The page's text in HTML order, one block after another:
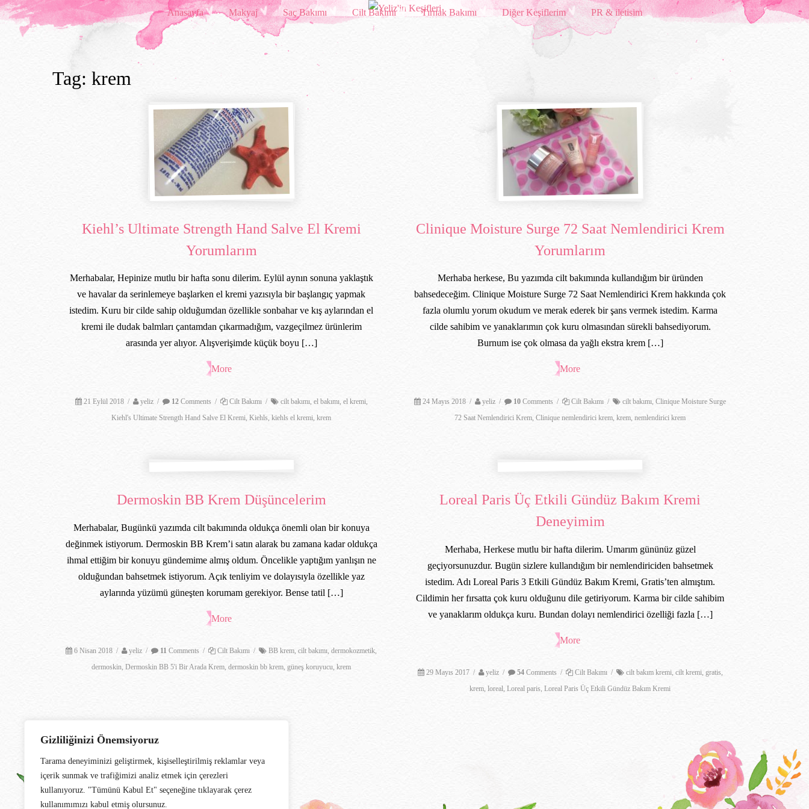
Gizliliğinizi Önemsiyoruz
Tarama deneyiminizi geliştirmek, kişiselleştirilmiş reklamlar veya
içerik sunmak ve trafiğimizi analiz etmek için çerezleri
kullanıyoruz. "Tümünü Kabul Et" seçeneğine tıklayarak çerez
kullanımımızı kabul etmiş olursunuz.
Anasayfa Makyaj Saç Bakımı Cilt Bakımı Tırnak Bakımı Diğer Keşiflerim PR & iletisim
Tag: krem
Kiehl’s Ultimate Strength Hand Salve El Kremi
Yorumlarım
Merhabalar, Hepinize mutlu bir hafta sonu dilerim. Eylül aynın sonuna yaklaştık
ve havalar da serinlemeye başlarken el kremi yazısıyla bir başlangıç yapmak
istedim. Kuru bir cilde sahip olduğumdan özellikle sonbahar ve kış aylarından el
kremi ile dudak balmları çantamdan çıkarmadığım, vazgeçilmez ürünlerim
arasında yer alıyor. Alışverişimde küçük boyu […]
More
21 Eylül 2018 / yeliz / 12Comments / Cilt Bakımı / cilt bakımı el bakımı el kremi
Kiehl's Ultimate Strength Hand Salve El Kremi ,Kiehls ,kiehls el kremi ,krem
Clinique Moisture Surge 72 Saat Nemlendirici Krem
Yorumlarım
Merhaba herkese, Bu yazımda cilt bakımında kullandığım bir üründen
bahsedeceğim. Clinique Moisture Surge 72 Saat Nemlendirici Krem hakkında çok
fazla olumlu yorum okudum ve merak ederek bir şans vermek istedim. Karma
cilde sahibim ve yanaklarımın çok kuru olmasından sürekli bahsediyorum.
Burnum ise çok olmasa da yağlı ekstra krem […]
More
24 Mayıs 2018 / yeliz / 10 Comments / Cilt Bakımı / cilt bakımı ,Clinique Moisture Surge
72 Saat Nemlendirici Krem ,Clinique nemlendirici krem ,krem ,nemlendirici krem
Dermoskin BB Krem Düşüncelerim
Merhabalar, Bugünkü yazımda cilt bakımında oldukça önemli olan bir konuya
değinmek istiyorum. Dermoskin BB Krem’i satın alarak bu zamana kadar oldukça
ihmal ettiğim bir konuyu gündemime almış oldum. Öncelikle yaptığım yanlışın ne
olduğundan bahsetmek istiyorum. Açık tenliyim ve dolayısıyla özellikle yaz
aylarında yüzümü güneşten korumam gerekiyor. Bense tatil […]
More
6 Nisan 2018 / yeliz / 11 Comments / Cilt Bakımı / BB krem,cilt bakımı,dermokozmetik,
dermoskin,Dermoskin BB 5'i Bir Arada Krem,dermoskin bb krem,güneş koruyucu,krem
Loreal Paris Üç Etkili Gündüz Bakım Kremi
Deneyimim
Merhaba, Herkese mutlu bir hafta dilerim. Umarım gününüz güzel
geçiyorsunuzdur. Bugün sizlere kullandığım bir nemlendiriciden bahsetmek
istedim. Adı Loreal Paris 3 Etkili Gündüz Bakım Kremi, Gratis’ten almıştım.
Cildimin her fırsatta çok kuru olduğunu dile getiriyorum. Karma bir cilde sahibim
ve yanaklarım oldukça kuru. Bundan dolayı nemlendirici özelliği fazla […]
More
29 Mayıs 2017 / yeliz / 54Comments / Cilt Bakımı / cilt bakım kremi, cilt kremi, gratis,
krem,loreal,Loreal paris,Loreal Paris Üç Etkili Gündüz Bakım Kremi